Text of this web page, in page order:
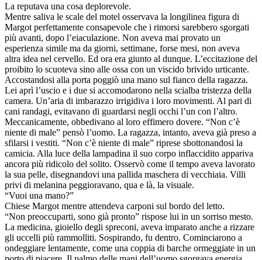
La reputava una cosa deplorevole.
Mentre saliva le scale del motel osservava la longilinea figura di
Margot perfettamente consapevole che i rimorsi sarebbero sgorgati
più avanti, dopo l’eiaculazione. Non aveva mai provato un
esperienza simile ma da giorni, settimane, forse mesi, non aveva
altra idea nel cervello. Ed ora era giunto al dunque. L’eccitazione del
proibito lo scuoteva sino alle ossa con un viscido brivido urticante.
Accostandosi alla porta poggiò una mano sul fianco della ragazza.
Lei aprì l’uscio e i due si accomodarono nella scialba tristezza della
camera. Un’aria di imbarazzo irrigidiva i loro movimenti. Al pari di
cani randagi, evitavano di guardarsi negli occhi l’un con l’altro.
Meccanicamente, obbedivano al loro effimero dovere. “Non c’è
niente di male” pensò l’uomo. La ragazza, intanto, aveva già preso a
sfilarsi i vestiti. “Non c’è niente di male” riprese sbottonandosi la
camicia. Alla luce della lampadina il suo corpo inflaccidito appariva
ancora più ridicolo del solito. Osservò come il tempo aveva lavorato
la sua pelle, disegnandovi una pallida maschera di vecchiaia. Villi
privi di melanina peggioravano, qua e là, la visuale.
“Vuoi una mano?”
Chiese Margot mentre attendeva carponi sul bordo del letto.
“Non preoccuparti, sono già pronto” rispose lui in un sorriso mesto.
La medicina, gioiello degli spreconi, aveva imparato anche a rizzare
gli uccelli più rammolliti. Sospirando, fu dentro. Cominciarono a
ondeggiare lentamente, come una coppia di barche ormeggiate in un